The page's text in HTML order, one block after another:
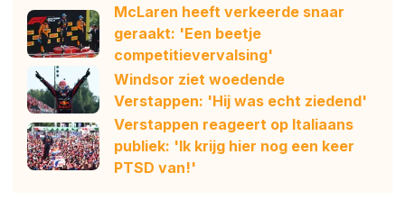
McLaren heeft verkeerde snaar
geraakt: 'Een beetje
competitievervalsing'
Windsor ziet woedende
Verstappen: 'Hij was echt ziedend'
Verstappen reageert op Italiaans
publiek: 'Ik krijg hier nog een keer
PTSD van!'